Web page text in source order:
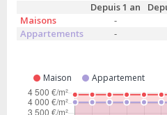
Depuis 1 an
Maisons
-
Appartements
-
Maison Appartement